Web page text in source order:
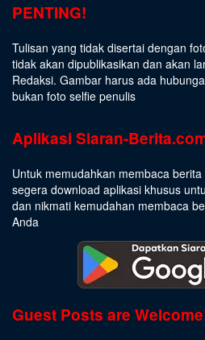
PENTING!
Tulisan yang tidak disertai dengan
tidak akan dipublikasikan dan akan
Redaksi. Gambar harus ada
bukan foto selfie penulis
Aplikasi Siaran-
Untuk memudahkan membaca
segera download aplikasi khusus
dan nikmati kemudahan membaca
Anda
Guest Posts are